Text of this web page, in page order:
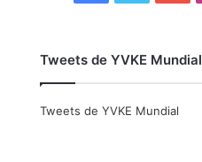
c
i
u
Tweets de YVKE Mundial
Tweets de YVKE Mundial